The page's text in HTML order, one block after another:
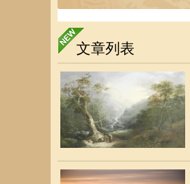
文章列表